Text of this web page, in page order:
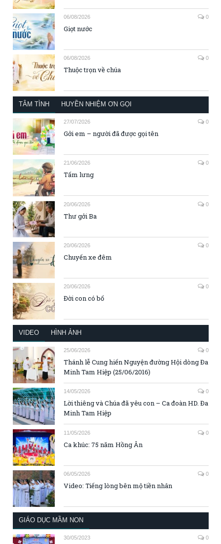
06/08/2026 0
Giọt nước
06/08/2026 0
Thuộc trọn về chúa
TÂM TÌNH HUYỀN NHIỆM ƠN GỌI
27/07/2026 0
Gởi em – người đã được gọi tên
21/06/2026 0
Tấm lưng
20/06/2026 0
Thư gởi Ba
20/06/2026 0
Chuyến xe đêm
20/06/2026 0
Đời con có bố
VIDEO HÌNH ẢNH
25/06/2026 0
Thánh lễ Cung hiến Nguyện đường Hội dòng Đa
Minh Tam Hiệp (25/06/2016)
14/05/2026 0
Lời thiêng và Chúa đã yêu con – Ca đoàn HD. Đa
Minh Tam Hiệp
11/05/2026 0
Ca khúc: 75 năm Hồng Ân
06/05/2026 0
Video: Tiếng lòng bên mộ tiền nhân
GIÁO DỤC MẦM NON
30/05/2023 0